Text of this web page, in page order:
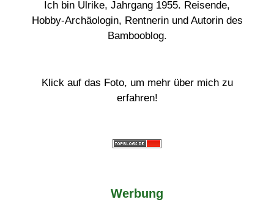
Ich bin Ulrike, Jahrgang 1955. Reisende,
Hobby-Archäologin, Rentnerin und Autorin des
Bambooblog.
Klick auf das Foto, um mehr über mich zu
erfahren!
Werbung